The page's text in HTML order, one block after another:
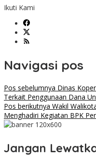
Ikuti Kami
Navigasi pos
Pos sebelumnya Dinas
Terkait Penggunaan Dana
Pos berikutnya Wakil
Menghadiri Kegiatan BPK
Jangan